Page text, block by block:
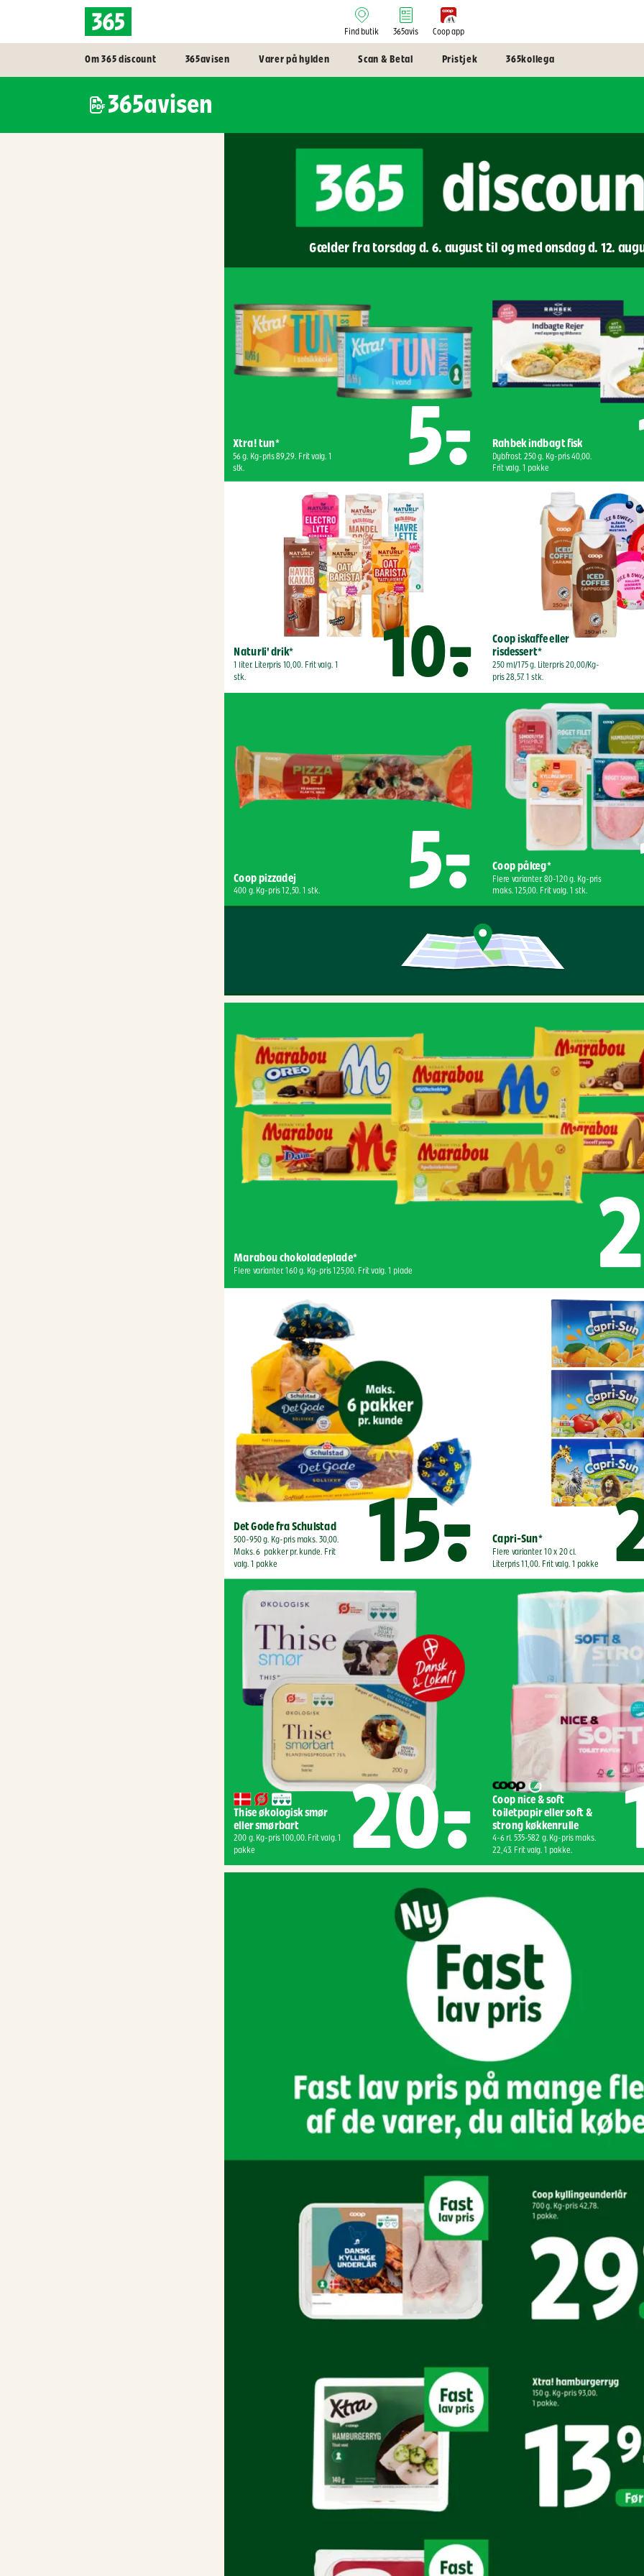
Find butik 365avis Coop app
Om 365 discount 365avisen Varer på hylden Scan & Betal Pristjek 365kollega
365avisen
Coop pizzadej
400 g. Kg-pris 12,50. 1 stk. 5,- Coop pålæg*
Flere varianter. 80-120 g. Kg-pris
maks. 125,00. Frit valg. 1 stk.
Xtra! tun*
56 g. Kg-pris 89,29. Frit valg. 1
stk.
5,- Rahbek indbagt fisk
Dybfrost. 250 g. Kg-pris 40,00.
Frit valg. 1 pakke
Naturli' drik*
1 liter. Literpris 10,00. Frit valg. 1
stk.
10,-
Coop iskaffe eller
risdessert*
250 ml/175 g. Literpris 20,00/Kg-
pris 28,57. 1 stk.
Gælder fra torsdag d. 6. august til og med onsdag d. 12.
Marabou chokoladeplade*
Flere varianter. 160 g. Kg-pris 125,00. Frit valg. 1 plade
Det Gode fra Schulstad
500-950 g. Kg-pris maks. 30,00.
Maks. 6  pakker pr. kunde. Frit
valg. 1 pakke
15,- Capri-Sun*
Flere varianter. 10 x 20 cl.
Literpris 11,00. Frit valg. 1 pakke
Thise økologisk smør
eller smørbart
200 g. Kg-pris 100,00. Frit valg. 1
pakke
20,-
Coop nice & soft
toiletpapir eller soft &
strong køkkenrulle
4-6 rl. 535-582 g. Kg-pris maks.
22,43. Frit valg. 1 pakke.